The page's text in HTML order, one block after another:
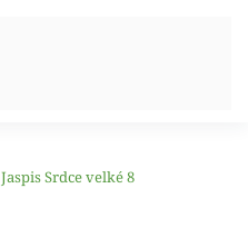
Jaspis Srdce velké 8